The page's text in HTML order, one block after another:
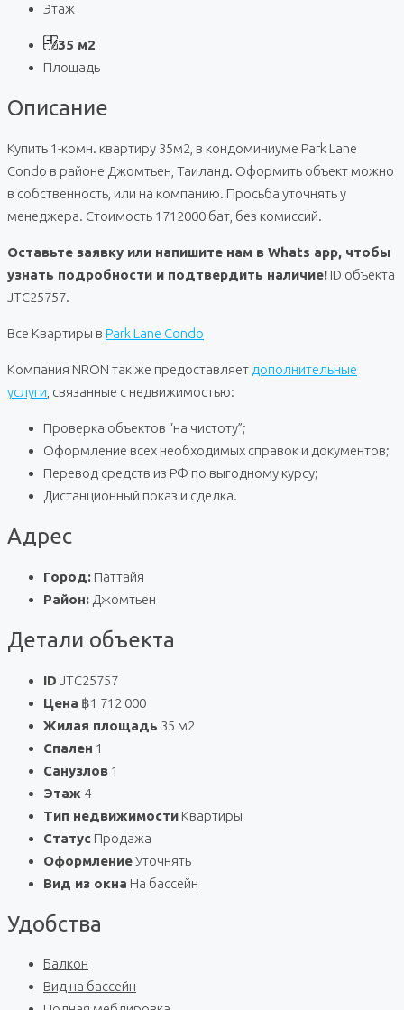
Этаж
35 м2
Площадь
Описание
Купить 1-комн. квартиру 35м2, в кондоминиуме Park Lane
Condo в районе Джомтьен, Таиланд. Оформить объект можно
в собственность, или на компанию. Просьба уточнять у
менеджера. Стоимость 1712000 бат, без комиссий.
Оставьте заявку или напишите нам в Whats app, чтобы
узнать подробности и подтвердить наличие! ID объекта
JTC25757.
Все Квартиры в Park Lane Condo
Компания NRON так же предоставляет дополнительные
услуги , связанные с недвижимостью:
Проверка объектов “на чистоту”;
Оформление всех необходимых справок и документов;
Перевод средств из РФ по выгодному курсу;
Дистанционный показ и сделка.
Адрес
Город: Паттайя
Район: Джомтьен
Детали объекта
ID JTC25757
Цена ฿1 712 000
Жилая площадь 35 м2
Спален 1
Санузлов 1
Этаж 4
Тип недвижимости Квартиры
Статус Продажа
ОформлениеУточнять
Вид из окна На бассейн
Удобства
Балкон
Вид на бассейн